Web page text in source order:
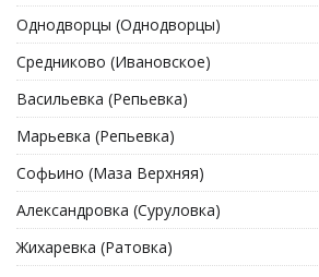
Однодворцы (Однодворцы)
Средниково (Ивановское)
Васильевка (Репьевка)
Марьевка (Репьевка)
Софьино (Маза Верхняя)
Александровка (Суруловка)
Жихаревка (Ратовка)